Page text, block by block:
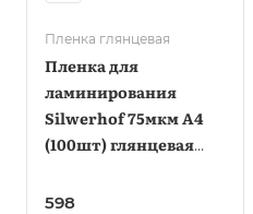
Пленка глянцевая
Пленка для
ламинирования
Silwerhof 75мкм A4
(100шт) глянцевая
598